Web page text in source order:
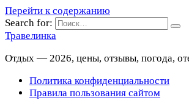
Перейти к содержанию
Search for:
Травелинка
Отдых — 2026, цены, отзывы, погода,
Политика конфиденциальности
Правила пользования сайтом